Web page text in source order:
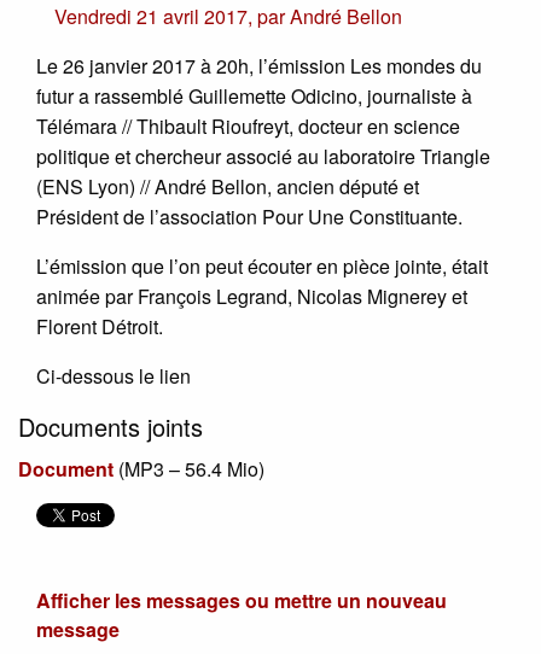
Vendredi 21 avril 2017, parAndré Bellon
Le 26 janvier 2017 à 20h, l’émission Les mondes du
futur a rassemblé Guillemette Odicino, journaliste à
Télémara // Thibault Rioufreyt, docteur en science
politique et chercheur associé au laboratoire Triangle
(ENS Lyon) // André Bellon, ancien député et
Président de l’association Pour Une Constituante.
L’émission que l’on peut écouter en pièce jointe, était
animée par François Legrand, Nicolas Mignerey et
Florent Détroit.
Ci-dessous le lien
Documents joints
Document (MP3 – 56.4 Mio)
Afficher les messages ou mettre un nouveau
message